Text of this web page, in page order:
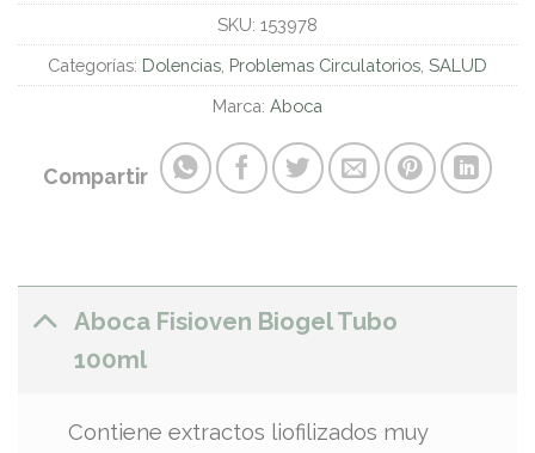
SKU: 153978
Categorías: Dolencias Problemas Circulatorios SALUD
Marca: Aboca
Compartir
Aboca Fisioven Biogel Tubo
100ml
Contiene extractos liofilizados muy